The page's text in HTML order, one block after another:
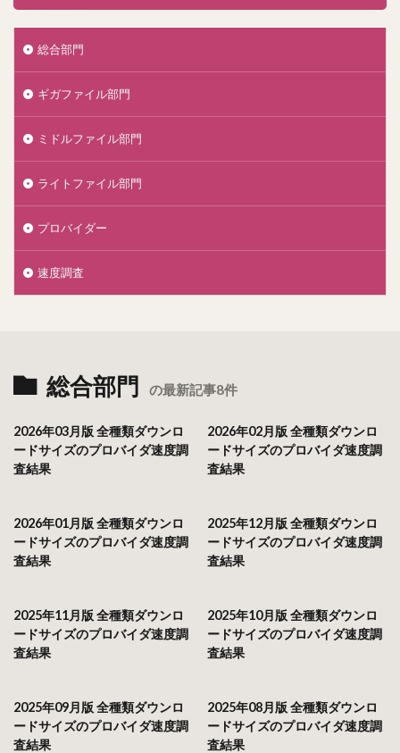
総合部門
ギガファイル部門
ミドルファイル部門
ライトファイル部門
プロバイダー
速度調査
総合部門 の最新記事8件
2026年03月版 全種類ダウンロ
ードサイズのプロバイダ速度調
査結果
2026年02月版 全種類ダウンロ
ードサイズのプロバイダ速度調
査結果
2026年01月版 全種類ダウンロ
ードサイズのプロバイダ速度調
査結果
2025年12月版 全種類ダウンロ
ードサイズのプロバイダ速度調
査結果
2025年11月版 全種類ダウンロ
ードサイズのプロバイダ速度調
査結果
2025年10月版 全種類ダウンロ
ードサイズのプロバイダ速度調
査結果
2025年09月版 全種類ダウンロ
ードサイズのプロバイダ速度調
査結果
2025年08月版 全種類ダウンロ
ードサイズのプロバイダ速度調
査結果